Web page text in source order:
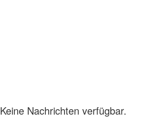
Keine Nachrichten verfügbar.